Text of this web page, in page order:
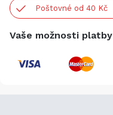
Poštovné od 40 Kč
Vaše možnosti platby